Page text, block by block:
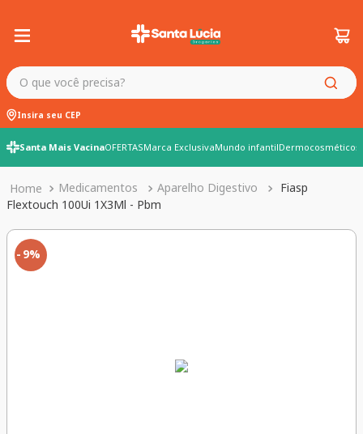
O que você precisa?
Insira seu CEP
Santa Mais VacinaOFERTASMarca ExclusivaMundo infantilDermocosméticos
Medicamentos Aparelho Digestivo
Fiasp
Flextouch 100Ui 1X3Ml - Pbm
9%